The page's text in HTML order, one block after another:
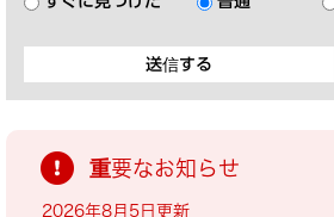
重要なお知らせ
2026年8月5日更新